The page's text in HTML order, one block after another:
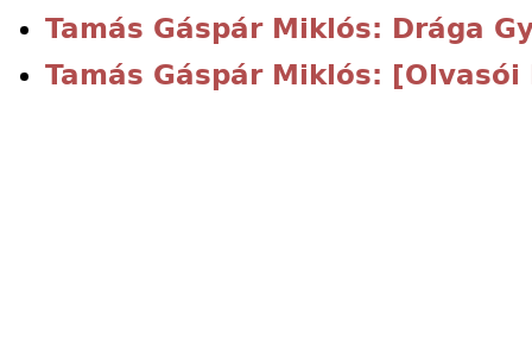
Tamás Gáspár Miklós: Drága
Tamás Gáspár Miklós: